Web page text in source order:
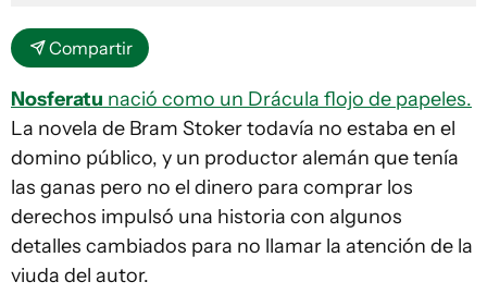
Compartir
Nosferatu nació como un Drácula flojo de papeles.
La novela de Bram Stoker todavía no estaba en el
domino público, y un productor alemán que tenía
las ganas pero no el dinero para comprar los
derechos impulsó una historia con algunos
detalles cambiados para no llamar la atención de la
viuda del autor.